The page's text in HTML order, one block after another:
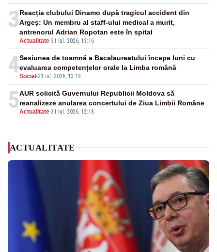
3
Actualitate-31 iul. 2026, 13:16
Reacția clubului Dinamo după tragicul accident din
Argeș: Un membru al staff-ului medical a murit,
antrenorul Adrian Ropotan este în spital
4Social -31 iul. 2026, 13:19
Sesiunea de toamnă a Bacalaureatului începe luni cu
evaluarea competențelor orale la Limba română
5Actualitate-31 iul. 2026, 12:18
AUR solicită Guvernului Republicii Moldova să
reanalizeze anularea concertului de Ziua Limbii Române
ACTUALITATE